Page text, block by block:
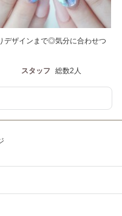
デザインまで◎気分に合わせつ
スタッフ 総数2人